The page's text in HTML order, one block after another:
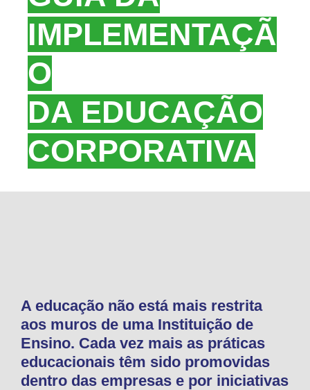
IMPLEMENTAÇÃ
O
DA EDUCAÇÃO
CORPORATIVA
A educação não está mais restrita
aos muros de uma Instituição de
Ensino. Cada vez mais as práticas
educacionais têm sido promovidas
dentro das empresas e por iniciativas